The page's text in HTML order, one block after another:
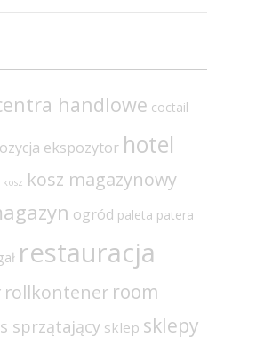
handlowe coctail
ekspozytor hotel
kosz kosz magazynowy
ogród paleta patera
restauracja
rollkontener room
sprzątający sklep sklepy